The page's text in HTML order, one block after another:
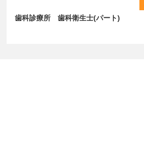
歯科診療所 歯科衛生士(パート)